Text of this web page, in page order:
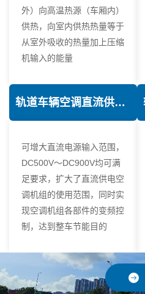
外）向高温热源（车厢内）
供热，向室内供热热量等于
从室外吸收的热量加上压缩
机输入的能量
轨道车辆空调直流供电技术
可增大直流电源输入范围，
DC500V～DC900V均可满
足要求，扩大了直流供电空
调机组的使用范围，同时实
现空调机组各部件的变频控
制，达到整车节能目的